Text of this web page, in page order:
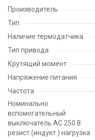
Производитель
Тип
Наличие термодатчика
Тип привода
Крутящий момент
Напряжение питания
Частота
Номинально
вспомогательный
выключатель АС 250 В
резист.(индукт.) нагрузка